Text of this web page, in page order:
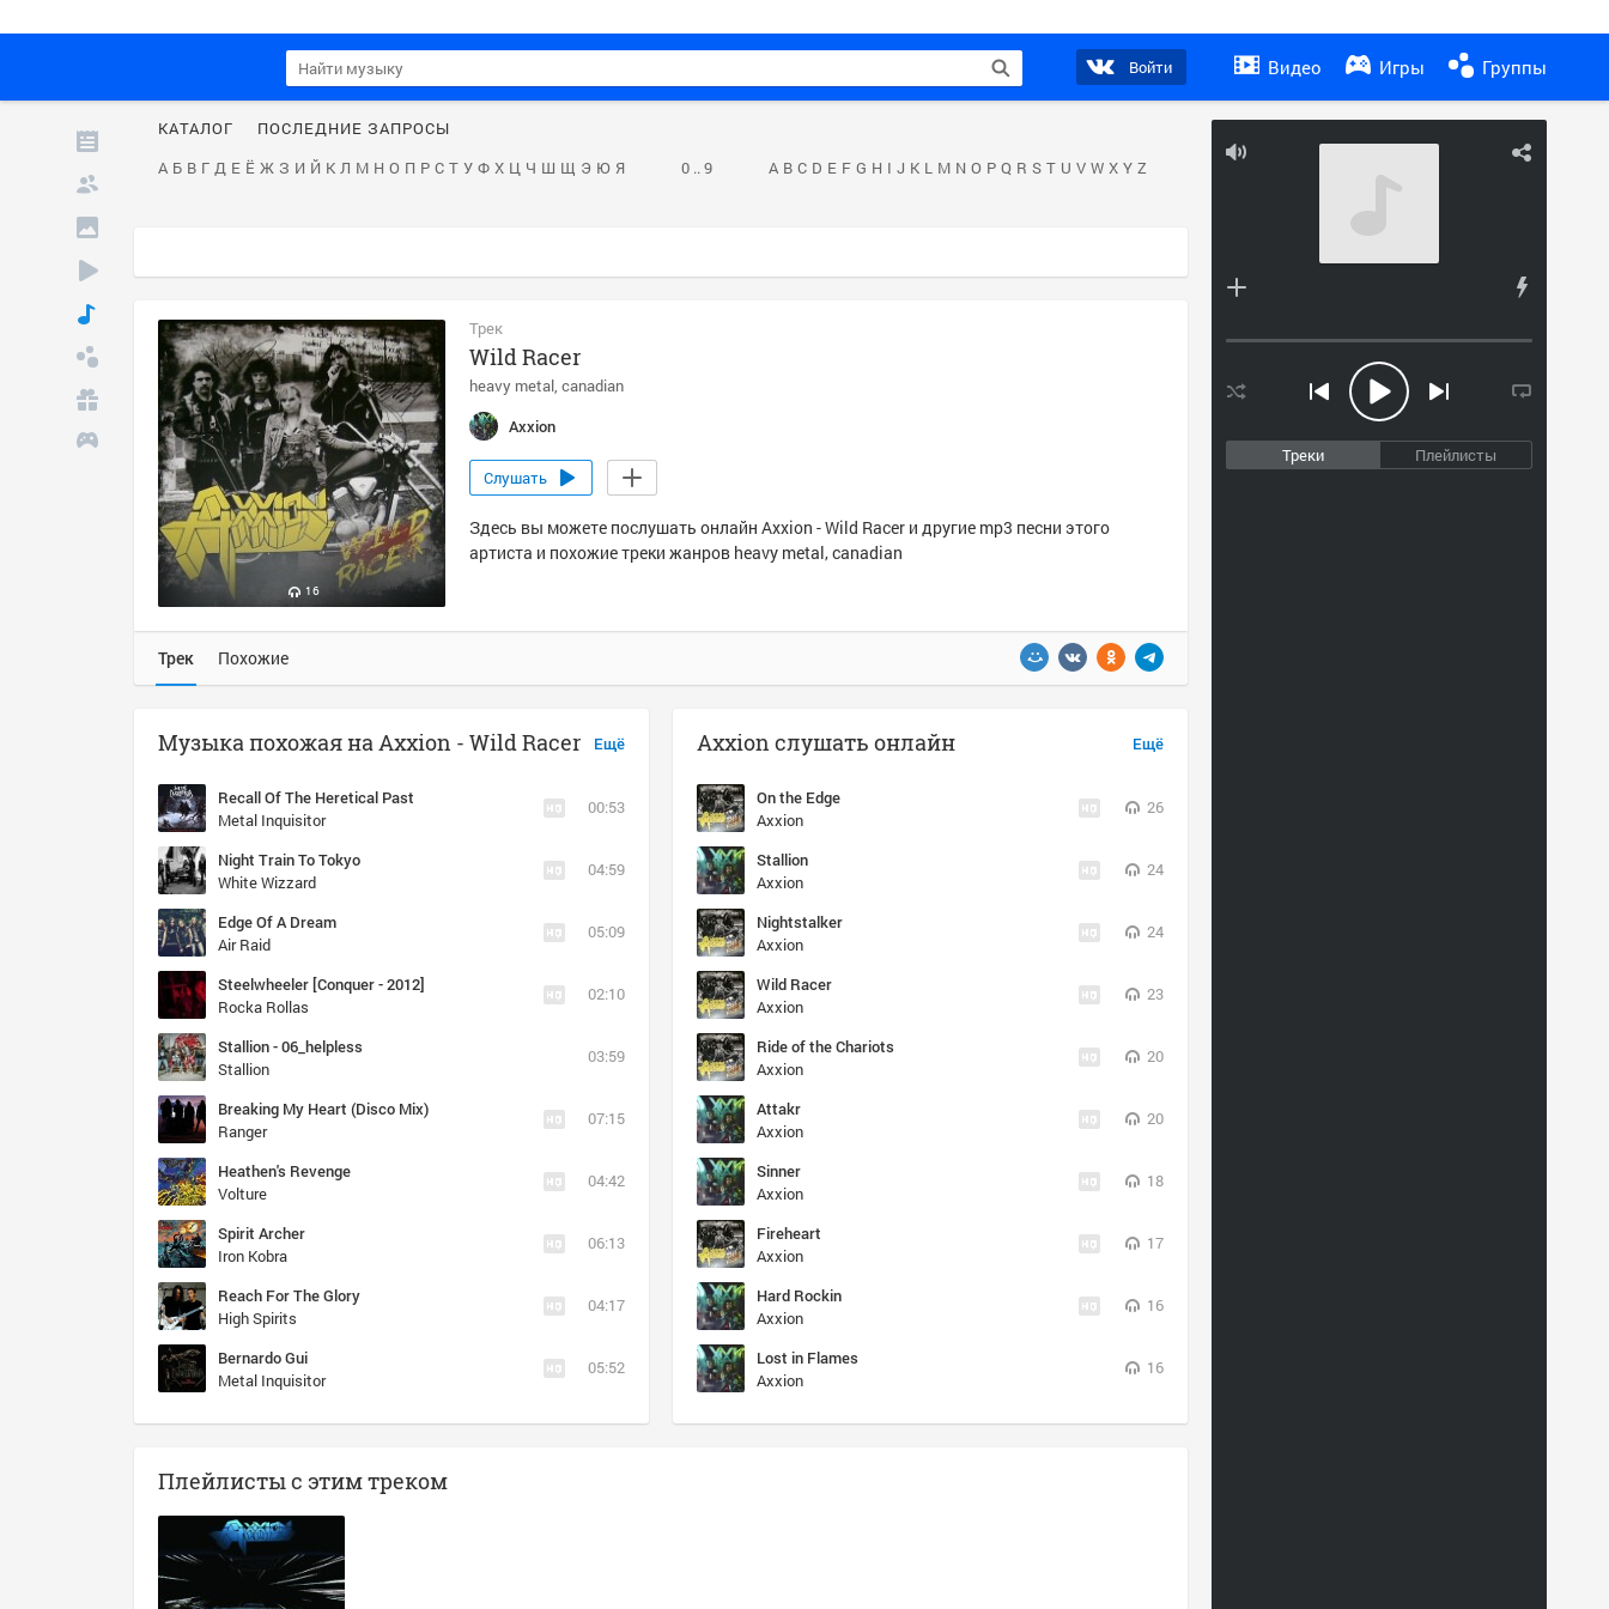
Войти Видео Игры Группы
Треки Плейлисты
КАТАЛОГ
ПОСЛЕДНИЕ ЗАПРОСЫ
А Б В Г Д Е Ё Ж З И Й К Л М Н О П Р С Т У Ф Х Ц Ч Ш Щ Э Ю Я 0 .. 9 A B C D E F G H I J K L M N O P Q R S T U V W X Y Z
16
Трек
Wild Racer
heavy metal canadian
Axxion
Слушать
Здесь вы можете послушать онлайн Axxion - Wild Racer и другие mp3 песни этого
артиста и похожие треки жанров heavy metal, canadian
Трек Похожие
Ещё
Музыка похожая на Axxion - Wild Racer
Recall Of The Heretical Past
Metal Inquisitor
00:53
Night Train To Tokyo
White Wizzard
04:59
Edge Of A Dream
Air Raid
05:09
Steelwheeler [Conquer - 2012]
Rocka Rollas
02:10
Stallion - 06_helpless
Stallion
03:59
Breaking My Heart (Disco Mix)
Ranger
07:15
Heathen's Revenge
Volture
04:42
Spirit Archer
Iron Kobra
06:13
Reach For The Glory
High Spirits
04:17
Bernardo Gui
Metal Inquisitor
05:52
Ещё
Axxion слушать онлайн
On the Edge
Axxion
26
Stallion
Axxion
24
Nightstalker
Axxion
24
Wild Racer
Axxion
23
Ride of the Chariots
Axxion
20
Attakr
Axxion
20
Sinner
Axxion
18
Fireheart
Axxion
17
Hard Rockin
Axxion
16
Lost in Flames
Axxion
16
Плейлисты с этим треком